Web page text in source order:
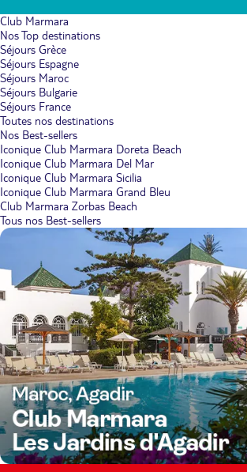
Club Marmara
Nos Top destinations
Séjours Grèce
Séjours Espagne
Séjours Maroc
Séjours Bulgarie
Séjours France
Toutes nos destinations
Nos Best-sellers
Iconique Club Marmara Doreta Beach
Iconique Club Marmara Del Mar
Iconique Club Marmara Sicilia
Iconique Club Marmara Grand Bleu
Club Marmara Zorbas Beach
Tous nos Best-sellers